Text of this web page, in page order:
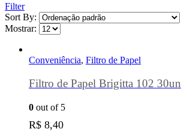
Filter
Sort By:
Mostrar:
Conveniência, Filtro de Papel
Filtro de Papel Brigitta 102 30un
0 out of 5
R$ 8,40